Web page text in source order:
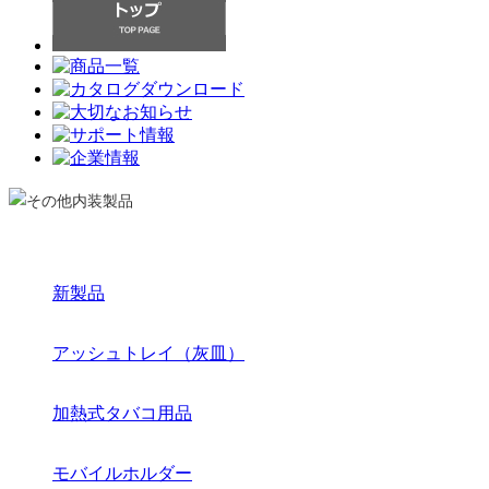
新製品
アッシュトレイ（灰皿）
加熱式タバコ用品
モバイルホルダー